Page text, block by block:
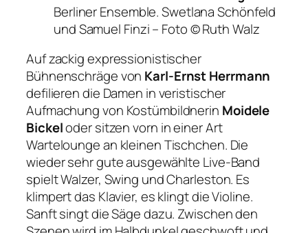
Berliner Ensemble. Swetlana Schönfeld
und Samuel Finzi – Foto © Ruth Walz
Auf zackig expressionistischer
Bühnenschräge von Karl-Ernst Herrmann
defilieren die Damen in veristischer
Aufmachung von Kostümbildnerin Moidele
Bickeloder sitzen vorn in einer Art
Wartelounge an kleinen Tischchen. Die
wieder sehr gute ausgewählte Live-Band
spielt Walzer, Swing und Charleston. Es
klimpert das Klavier, es klingt die Violine.
Sanft singt die Säge dazu. Zwischen den